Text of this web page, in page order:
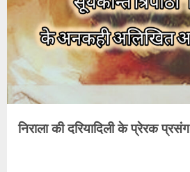
निराला की दरियादिली के प्रेरक प्रसंग